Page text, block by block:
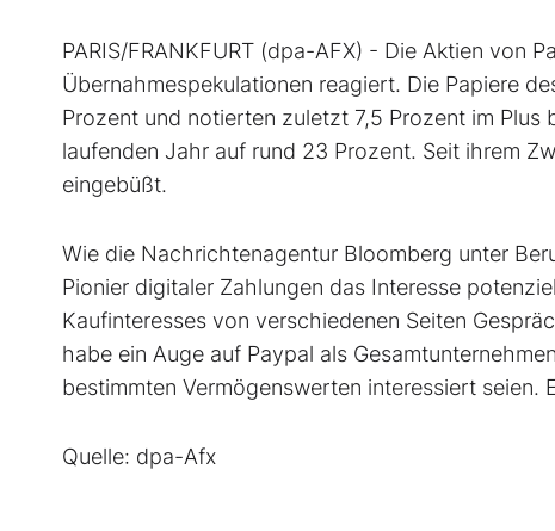
PARIS/FRANKFURT (dpa-AFX) - Die Aktien von
Übernahmespekulationen reagiert. Die Papiere
Prozent und notierten zuletzt 7,5 Prozent im
laufenden Jahr auf rund 23 Prozent. Seit ihrem
eingebüßt.
Wie die Nachrichtenagentur Bloomberg unter
Pionier digitaler Zahlungen das Interesse
Kaufinteresses von verschiedenen Seiten
habe ein Auge auf Paypal als
bestimmten Vermögenswerten interessiert
Quelle: dpa-Afx